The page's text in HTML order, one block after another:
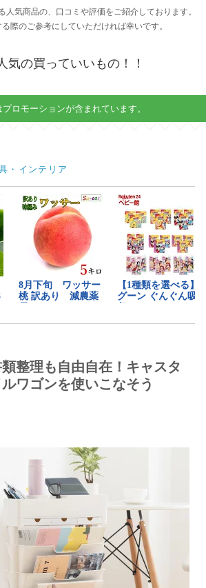
人気商品の、口コミや評価をご紹介しております。
際のご参考にしていただければ幸いです。
気の買っていいもの！！
ロモーションが含まれています。
・インテリア
整理も自由自在！キャスタ
ワゴンを使いこなそう